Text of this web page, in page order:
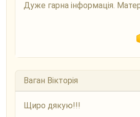
Дуже гарна інформація.
Ваган Вікторія
Щиро дякую!!!